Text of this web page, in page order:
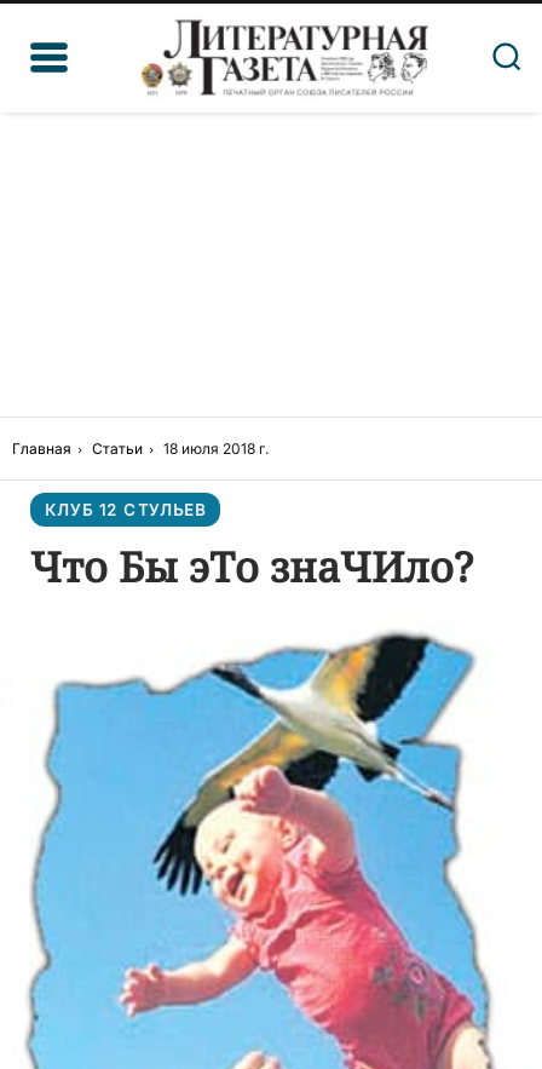
Главная Статьи 18 июля 2018 г.
КЛУБ 12 СТУЛЬЕВ
Что Бы эТо знаЧИло?